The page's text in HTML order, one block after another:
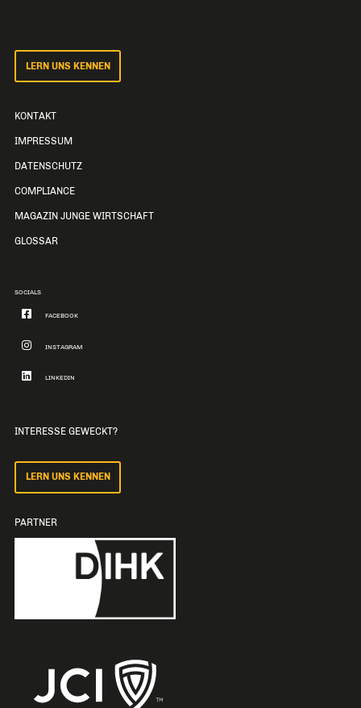
LERN UNS KENNEN
KONTAKT
IMPRESSUM
DATENSCHUTZ
COMPLIANCE
MAGAZIN JUNGE WIRTSCHAFT
GLOSSAR
SOCIALS
FACEBOOK
INSTAGRAM
LINKEDIN
INTERESSE GEWECKT?
LERN UNS KENNEN
PARTNER